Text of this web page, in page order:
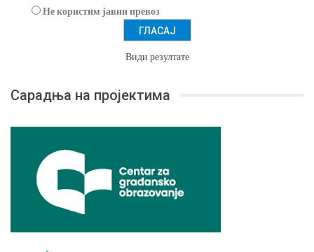
Не користим јавни превоз
Види резултате
Сарадња на пројектима